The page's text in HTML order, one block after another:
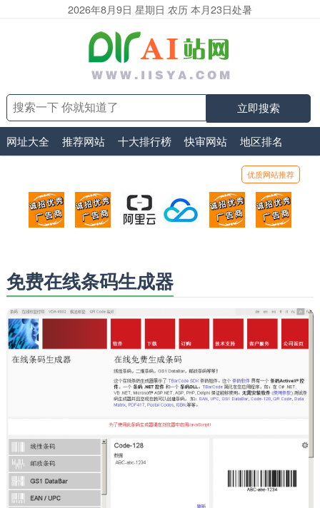
2026年8月9日 星期日 农历 本月23日处暑
立即搜索
网址大全 推荐网站 十大排行榜 快审网站 地区排名
优质网站推荐
顶部广告位1
广告位招商_广告位待售
顶部广告位2
广告位招商_广告位待售
阿里云
打折活动、99元/年
腾讯云
优惠打折，99元/年
顶部广告位5
广告位招商_
免费在线条码生成器